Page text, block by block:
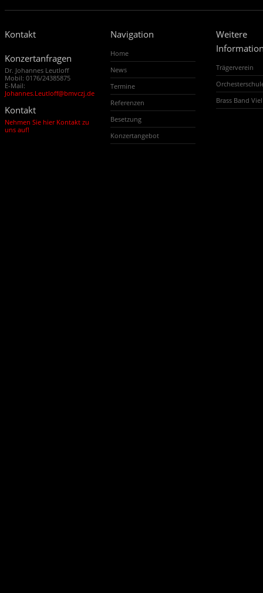
Kontakt
Konzertanfragen
Dr. Johannes Leutloff
Mobil: 0176/24385875
E-Mail:
Johannes.Leutloff@bmvczj.de
Kontakt
Nehmen Sie hier Kontakt zu
uns auf!
Navigation
Home
News
Termine
Referenzen
Besetzung
Konzertangebot
Weitere
Trägerverein
Brass Band